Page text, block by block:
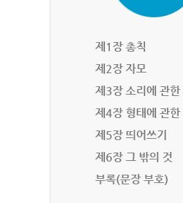
제1장 총칙
제2장 자모
제3장 소리에 관한
제4장 형태에 관한
제5장 띄어쓰기
제6장 그 밖의 것
부록(문장 부호)